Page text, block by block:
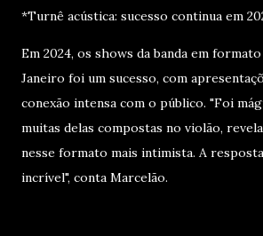
*Turnê acústica: sucesso continua em
Em 2024, os shows da banda em
Janeiro foi um sucesso, com
conexão intensa com o público. "Foi
muitas delas compostas no violão,
nesse formato mais intimista. A
incrível", conta Marcelão.